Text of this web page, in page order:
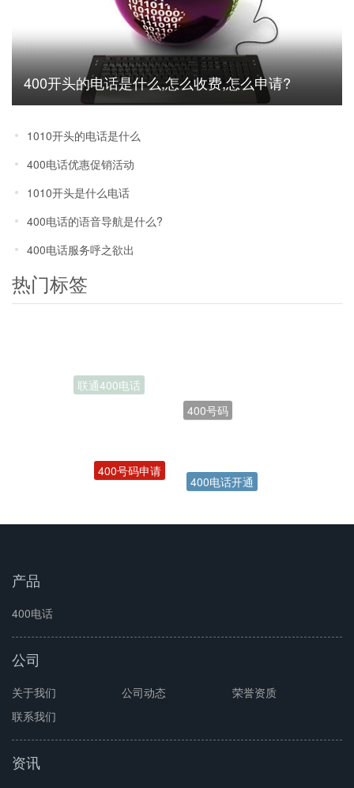
400开头的电话是什么,怎么收费,怎么申请?
1010开头的电话是什么
400电话优惠促销活动
1010开头是什么电话
400电话的语音导航是什么?
400电话服务呼之欲出
热门标签
400电话开通
产品
400电话
公司
关于我们 公司动态
荣誉资质
联系我们
资讯